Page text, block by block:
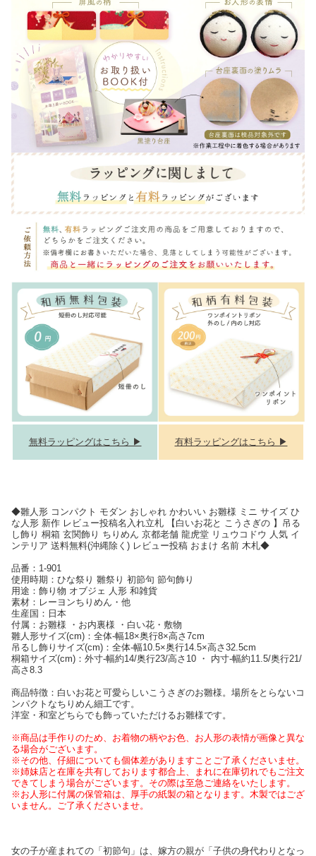
無料ラッピングはこちら ▶ 有料ラッピングはこちら ▶
◆雛人形 コンパクト モダン おしゃれ かわいい お雛様 ミニ サイズ ひ
な人形 新作 レビュー投稿名入れ立札 【白いお花と こうさぎの 】吊る
し飾り 桐箱 玄関飾り ちりめん 京都老舗 龍虎堂 リュウコドウ 人気 イ
ンテリア 送料無料(沖縄除く) レビュー投稿 おまけ 名前 木札◆
品番：1-901
使用時期：ひな祭り 雛祭り 初節句 節句飾り
用途：飾り物 オブジェ 人形 和雑貨
素材：レーヨンちりめん・他
生産国：日本
付属：お雛様 ・お内裏様 ・白い花・敷物
雛人形サイズ(cm)：全体-幅18×奥行8×高さ7cm
吊るし飾りサイズ(cm)：全体-幅10.5×奥行14.5×高さ32.5cm
桐箱サイズ(cm)：外寸-幅約14/奥行23/高さ10 ・ 内寸-幅約11.5/奥行21/
高さ8.3
商品特徴：白いお花と可愛らしいこうさぎのお雛様。場所をとらないコ
ンパクトなちりめん細工です。
洋室・和室どちらでも飾っていただけるお雛様です。
※商品は手作りのため、お着物の柄やお色、お人形の表情が画像と異な
る場合がございます。
※その他、仔細についても個体差がありますことご了承くださいませ。
※姉妹店と在庫を共有しております都合上、まれに在庫切れでもご注文
できてしまう場合がございます。その際は至急ご連絡をいたします。
※お人形に付属の保管箱は、厚手の紙製の箱となります。木製ではござ
いません。ご了承くださいませ。
女の子が産まれての「初節句」は、嫁方の親が「子供の身代わりとなっ